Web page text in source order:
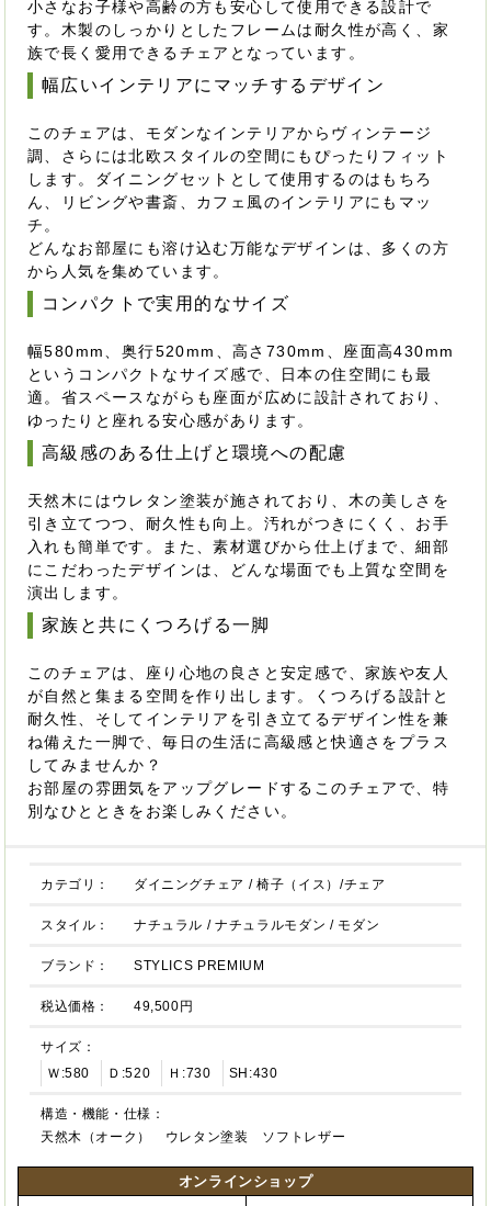
小さなお子様や高齢の方も安心して使用できる設計で
す。木製のしっかりとしたフレームは耐久性が高く、家
族で長く愛用できるチェアとなっています。
幅広いインテリアにマッチするデザイン
このチェアは、モダンなインテリアからヴィンテージ
調、さらには北欧スタイルの空間にもぴったりフィット
します。ダイニングセットとして使用するのはもちろ
ん、リビングや書斎、カフェ風のインテリアにもマッ
チ。
どんなお部屋にも溶け込む万能なデザインは、多くの方
から人気を集めています。
コンパクトで実用的なサイズ
幅580mm、奥行520mm、高さ730mm、座面高430mm
というコンパクトなサイズ感で、日本の住空間にも最
適。省スペースながらも座面が広めに設計されており、
ゆったりと座れる安心感があります。
高級感のある仕上げと環境への配慮
天然木にはウレタン塗装が施されており、木の美しさを
引き立てつつ、耐久性も向上。汚れがつきにくく、お手
入れも簡単です。また、素材選びから仕上げまで、細部
にこだわったデザインは、どんな場面でも上質な空間を
演出します。
家族と共にくつろげる一脚
このチェアは、座り心地の良さと安定感で、家族や友人
が自然と集まる空間を作り出します。くつろげる設計と
耐久性、そしてインテリアを引き立てるデザイン性を兼
ね備えた一脚で、毎日の生活に高級感と快適さをプラス
してみませんか？
お部屋の雰囲気をアップグレードするこのチェアで、特
別なひとときをお楽しみください。
カテゴリ： ダイニングチェア /椅子（イス）/チェア
スタイル： ナチュラル /ナチュラルモダン / モダン
ブランド： STYLICS PREMIUM
税込価格： 49,500円
サイズ：
Ｗ:580
Ｄ:520 Ｈ:730 SH:430
構造・機能・仕様：
天然木（オーク） ウレタン塗装 ソフトレザー
オンラインショップ